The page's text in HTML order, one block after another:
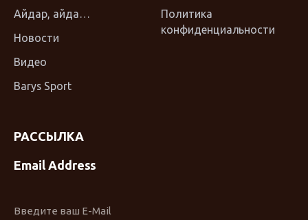
Айдар, айда…
Новости
Видео
Barys Sport
Политика
конфиденциальности
РАССЫЛКА
Email Address